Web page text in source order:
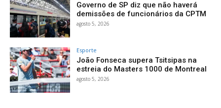
Governo de SP diz que não haverá
demissões de funcionários da CPTM
agosto 5, 2026
Esporte
João Fonseca supera Tsitsipas na
estreia do Masters 1000 de Montreal
agosto 5, 2026